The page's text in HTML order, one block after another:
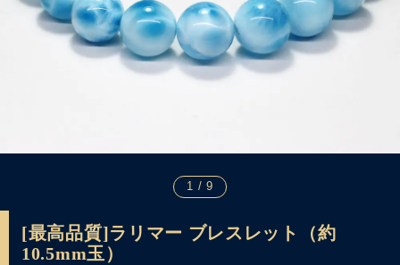
1 / 9
[最高品質]ラリマー ブレスレット（約
10.5mm玉）